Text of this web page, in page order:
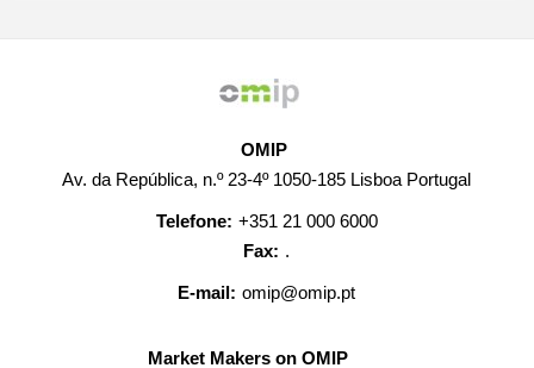
OMIP
Av. da República, n.º 23-4º 1050-185 Lisboa Portugal
Telefone: +351 21 000 6000
Fax: .
E-mail: omip@omip.pt
Market Makers on OMIP